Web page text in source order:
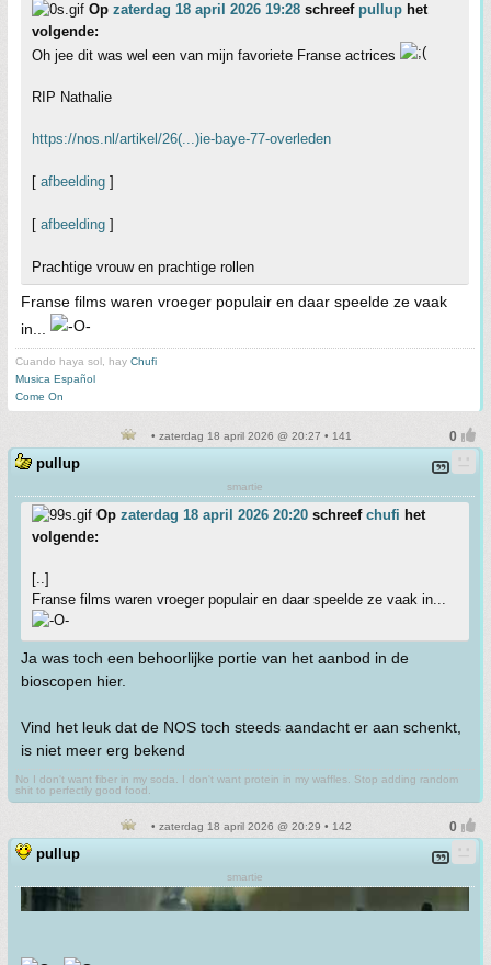
Op zaterdag 18 april 2026 19:28 schreef pullup het
volgende:
Oh jee dit was wel een van mijn favoriete Franse actrices
RIP Nathalie
https://nos.nl/artikel/26(...)ie-baye-77-overleden
[ afbeelding ]
[ afbeelding ]
Prachtige vrouw en prachtige rollen
Franse films waren vroeger populair en daar speelde ze vaak
in...
Cuando haya sol, hay Chufi
Musica Español
Come On
• zaterdag 18 april 2026 @ 20:27 • 141
pullup
smartie
Op zaterdag 18 april 2026 20:20 schreef chufi het
volgende:
[..]
Franse films waren vroeger populair en daar speelde ze vaak in...
Ja was toch een behoorlijke portie van het aanbod in de
bioscopen hier.
Vind het leuk dat de NOS toch steeds aandacht er aan schenkt,
is niet meer erg bekend
No I don't want fiber in my soda. I don't want protein in my waffles. Stop adding random
shit to perfectly good food.
• zaterdag 18 april 2026 @ 20:29 • 142
pullup
smartie